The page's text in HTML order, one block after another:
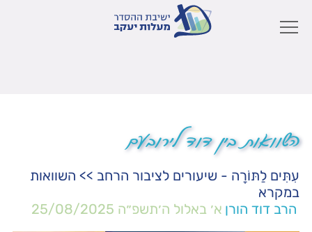
השוואות בין דוד לירובעם
עִתִּים לַתּוֹרָה - שיעורים לציבור הרחב >> השוואות
במקרא
הרב דוד הורן א׳ באלול ה׳תשפ״ה 25/08/2025